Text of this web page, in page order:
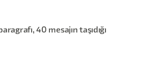
40 mesajın taşıdığı